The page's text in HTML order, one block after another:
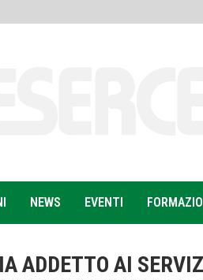
NEWS EVENTI
ADDETTO AI